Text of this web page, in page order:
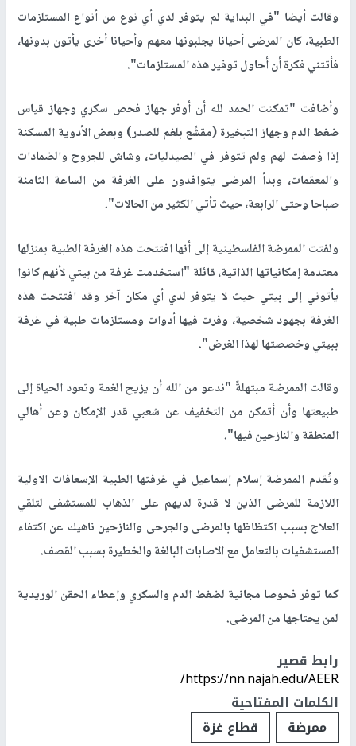
وقالت أيضا "في البداية لم يتوفر لدي أي نوع من أنواع المستلزمات
الطبية، كان المرضى أحيانا يجلبونها معهم وأحيانا أخرى يأتون بدونها،
فأتتني فكرة أن أحاول توفير هذه المستلزمات".
وأضافت "تمكنت الحمد لله أن أوفر جهاز فحص سكري وجهاز قياس
ضغط الدم وجهاز التبخيرة (مقشِّع بلغم للصدر) وبعض الأدوية المسكنة
إذا وُصفت لهم ولم تتوفر في الصيدليات، وشاش للجروح والضمادات
والمعقمات، وبدأ المرضى يتوافدون على الغرفة من الساعة الثامنة
صباحا وحتى الرابعة، حيث تأتي الكثير من الحالات".
ولفتت الممرضة الفلسطينية إلى أنها افتتحت هذه الغرفة الطبية بمنزلها
معتدمة إمكانياتها الذاتية، قائلة "استخدمت غرفة من بيتي لأنهم كانوا
يأتوني إلى بيتي حيث لا يتوفر لدي أي مكان آخر وقد افتتحت هذه
الغرفة بجهود شخصية، وفرت فيها أدوات ومستلزمات طبية في غرفة
ببيتي وخصصتها لهذا الغرض".
وقالت الممرضة مبتهلةً "ندعو من الله أن يزيح الغمة وتعود الحياة إلى
طبيعتها وأن أتمكن من التخفيف عن شعبي قدر الإمكان وعن أهالي
المنطقة والنازحين فيها".
وتُقدم الممرضة إسلام إسماعيل في غرفتها الطبية الإسعافات الاولية
اللازمة للمرضى الذين لا قدرة لديهم على الذهاب للمستشفى لتلقي
العلاج بسبب اكتظاظها بالمرضى والجرحى والنازحين ناهيك عن اكتفاء
المستشفيات بالتعامل مع الاصابات البالغة والخطيرة بسبب القصف.
كما توفر فحوصا مجانية لضغط الدم والسكري وإعطاء الحقن الوريدية
لمن يحتاجها من المرضى.
رابط قصير
https://nn.najah.edu/AEER/
الكلمات المفتاحية
ممرضة
قطاع غزة